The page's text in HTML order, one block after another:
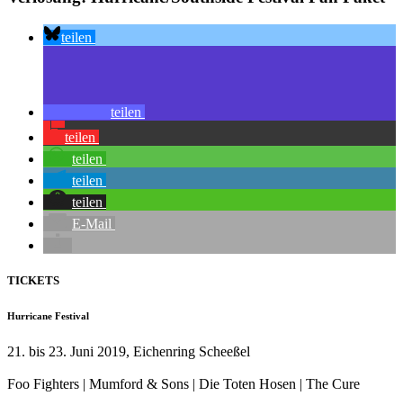
teilen
teilen
teilen
teilen
teilen
teilen
E-Mail
TICKETS
Hurricane Festival
21. bis 23. Juni 2019, Eichenring Scheeßel
Foo Fighters | Mumford & Sons | Die Toten Hosen | The Cure